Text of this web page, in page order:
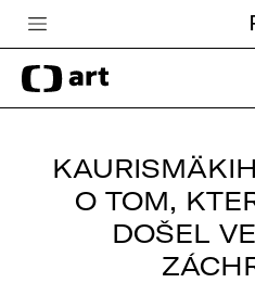
Česká televize
Zpravodajství
iVysíláníO TOM,
DOŠEL